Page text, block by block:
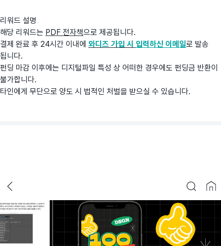
리워드 설명
해당 리워드는 PDF 전자책으로 제공됩니다.
결제 완료 후 24시간 이내에 와디즈 가입 시 입력하신 이메일로 발송
됩니다.
펀딩 마감 이후에는 디지털파일 특성 상 어떠한 경우에도 펀딩금 반환이
불가합니다.
타인에게 무단으로 양도 시 법적인 처벌을 받으실 수 있습니다.